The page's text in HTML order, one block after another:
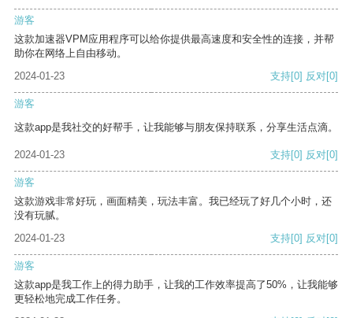
游客
这款加速器VPM应用程序可以给你提供最高速度和安全性的连接，并帮
助你在网络上自由移动。
2024-01-23
支持[0] 反对[0]
游客
这款app是我社交的好帮手，让我能够与朋友保持联系，分享生活点滴。
2024-01-23 支持[0] 反对[0]
游客
这款游戏非常好玩，画面精美，玩法丰富。我已经玩了好几个小时，还
没有玩腻。
2024-01-23
支持[0] 反对[0]
游客
这款app是我工作上的得力助手，让我的工作效率提高了50%，让我能够
更轻松地完成工作任务。